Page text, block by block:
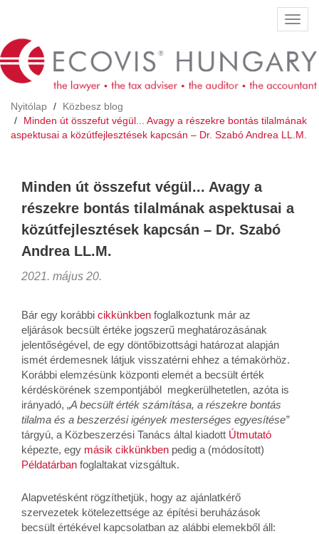
Nyitólap
Közbesz blog
Minden út összefut végül... Avagy a részekre bontás tilalmának
aspektusai a közútfejlesztések kapcsán – Dr. Szabó Andrea LL.M.
Minden út összefut végül... Avagy a
részekre bontás tilalmának aspektusai a
közútfejlesztések kapcsán – Dr. Szabó
Andrea LL.M.
2021. május 20.
Bár egy korábbi cikkünkben foglalkoztunk már az
eljárások becsült értéke jogszerű meghatározásának
jelentőségével, de egy döntőbizottsági határozat alapján
ismét érdemesnek látjuk visszatérni ehhez a témakörhöz.
Korábbi elemzésünk központi elemét a becsült érték
kérdéskörének szempontjából megkerülhetetlen, azóta is
irányadó, „A becsült érték számítása, a részekre bontás
tilalma és a beszerzési igények mesterséges egyesítése”
tárgyú, a Közbeszerzési Tanács által kiadott Útmutató
képezte, egy másik cikkünkben pedig a (módosított)
Példatárban foglaltakat vizsgáltuk.
Alapvetésként rögzíthetjük, hogy az ajánlatkérő
szervezetek kötelezettsége az építési beruházások
becsült értékével kapcsolatban az alábbi elemekből áll: